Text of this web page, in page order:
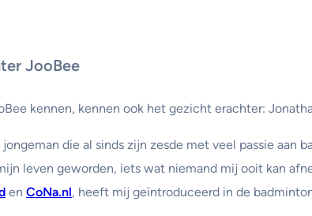
JooBee
kennen, kennen ook het gezicht erachter:
die al sinds zijn zesde met veel passie aan
leven geworden, iets wat niemand mij ooit kan
en CoNa.nl, heeft mij geïntroduceerd in de